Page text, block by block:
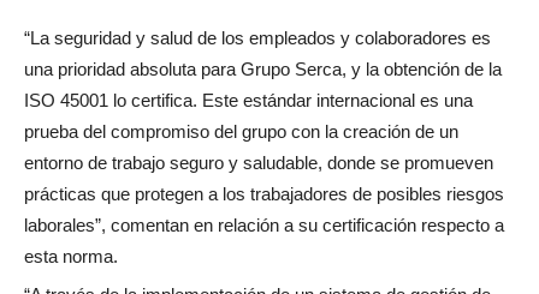
“La seguridad y salud de los empleados y colaboradores es
una prioridad absoluta para Grupo Serca, y la obtención de la
ISO 45001 lo certifica. Este estándar internacional es una
prueba del compromiso del grupo con la creación de un
entorno de trabajo seguro y saludable, donde se promueven
prácticas que protegen a los trabajadores de posibles riesgos
laborales”, comentan en relación a su certificación respecto a
esta norma.